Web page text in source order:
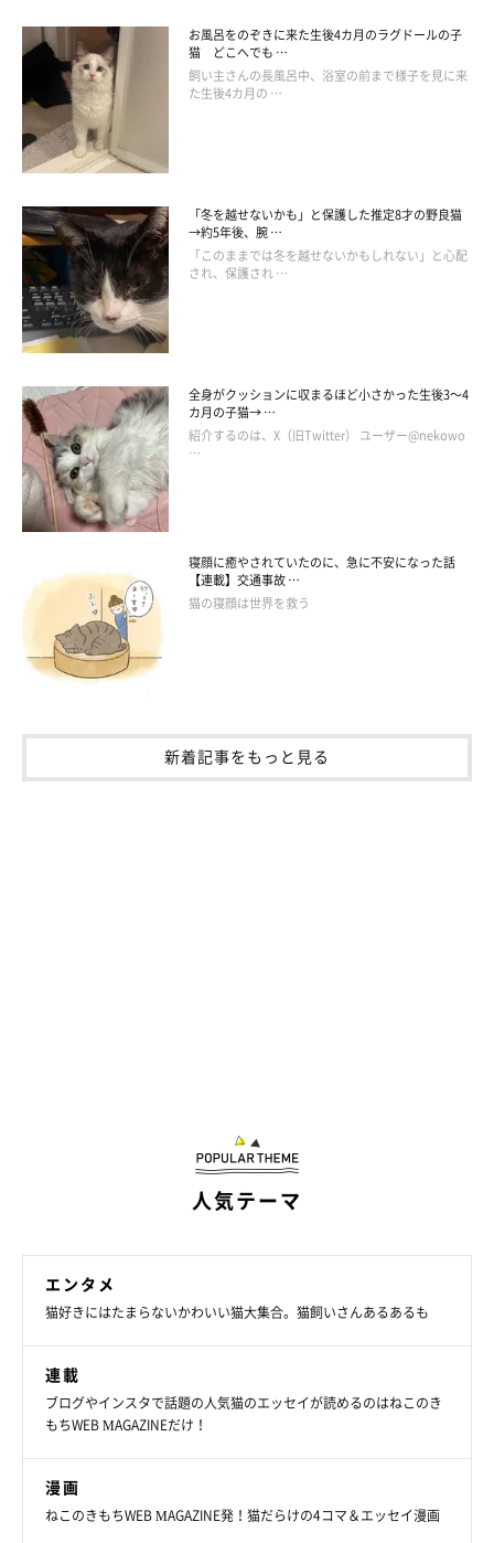
お風呂をのぞきに来た生後4カ月のラグドールの子
猫 どこへでも …
飼い主さんの長風呂中、浴室の前まで様子を見に来
た生後4カ月の …
「冬を越せないかも」と保護した推定8才の野良猫
→約5年後、腕 …
「このままでは冬を越せないかもしれない」と心配
され、保護され …
全身がクッションに収まるほど小さかった生後3～4
カ月の子猫→ …
紹介するのは、X（旧Twitter） ユーザー@nekowo
…
寝顔に癒やされていたのに、急に不安になった話
【連載】交通事故 …
猫の寝顔は世界を救う
新着記事をもっと見る
人気テーマ
エンタメ
猫好きにはたまらないかわいい猫大集合。猫飼いさんあるあるも
連載
ブログやインスタで話題の人気猫のエッセイが読めるのはねこのき
もちWEB MAGAZINEだけ！
漫画
ねこのきもちWEB MAGAZINE発！猫だらけの4コマ＆エッセイ漫画